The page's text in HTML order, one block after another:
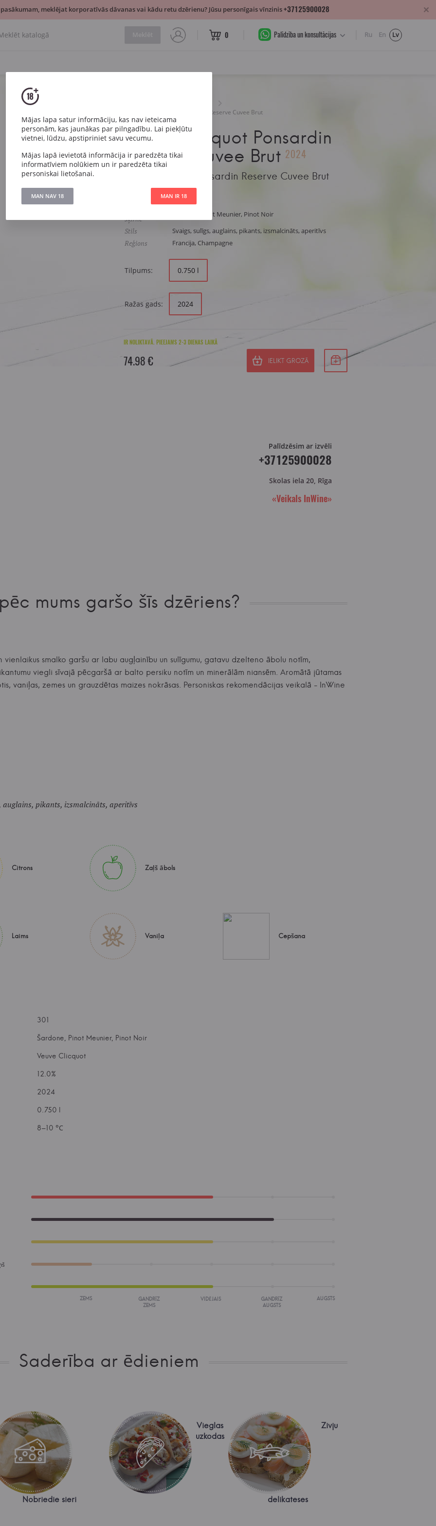
0 Palīdzība un konsultācijas Ru En Lv
Veuve Clicquot Ponsardin Reserve Cuvee Brut
Veuve Clicquot Ponsardin
Reserve Cuvee Brut 2024
Veuve Clicquot Ponsardin Reserve Cuvee Brut
301
šķirne
Šardone, Pinot Meunier, Pinot Noir
Stils Svaigs, sulīgs, auglains, pikants, izsmalcināts, aperitīvs
Reģions Francija, Champagne
Tilpums: 0.750 l
Ražas gads: 2024
IR NOLIKTAVĀ. PIEEJAMS 2-3 DIENAS LAIKĀ
74.98 € IELIKT GROZĀ
Palīdzēsim ar izvēli
+37125900028
Skolas iela 20, Rīga
«Veikals InWine»
mums garšo šīs dzēriens?
smalko garšu ar labu augļainību un sulīgumu, gatavu dzelteno ābolu notīm,
viegli sīvajā pēcgaršā ar balto persiku notīm un minerālām niansēm. Aromātā jūtamas
vaniļas, zemes un grauzdētas maizes nokrāsas. Personiskas rekomendācijas veikalā - InWine
auglains, pikants, izsmalcināts, aperitīvs
Citrons Zaļš ābols
Laims Vaniļa Cepšana
301
Šardone, Pinot Meunier, Pinot Noir
Veuve Clicquot
12.0%
2024
0.750 l
8–10 °С
ZEMS
GANDRĪZ
ZEMS
VIDĒJAIS
GANDRĪZ
AUGSTS
AUGSTS
Saderība ar ēdieniem
Nobriedie sieri
Vieglas
uzkodas
Zivju
delikateses
Mājas lapa satur informāciju, kas nav ieteicama
personām, kas jaunākas par pilngadību. Lai piekļūtu
vietnei, lūdzu, apstipriniet savu vecumu.
Mājas lapā ievietotā informācija ir paredzēta tikai
informatīviem nolūkiem un ir paredzēta tikai
personiskai lietošanai.
MAN NAV 18 MAN IR 18
meklējat korporatīvās dāvanas vai kādu retu dzērienu? Jūsu personīgais vīnzinis+37125900028